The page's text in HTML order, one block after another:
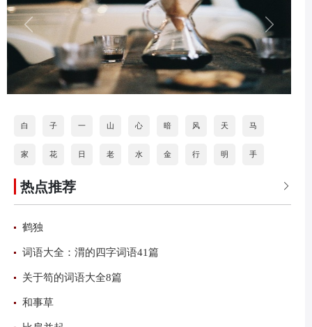
白 子 一 山 心 暗 风 天 马
家 花 日 老 水 金 行 明 手
道 打 
热点推荐
鹤独
词语大全：渭的四字词语41篇
关于笱的词语大全8篇
和事草